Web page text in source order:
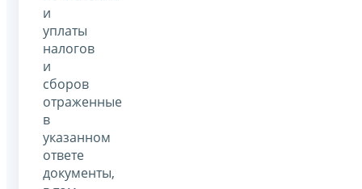
и
уплаты
налогов
и
сборов
отраженные
в
указанном
ответе
документы,